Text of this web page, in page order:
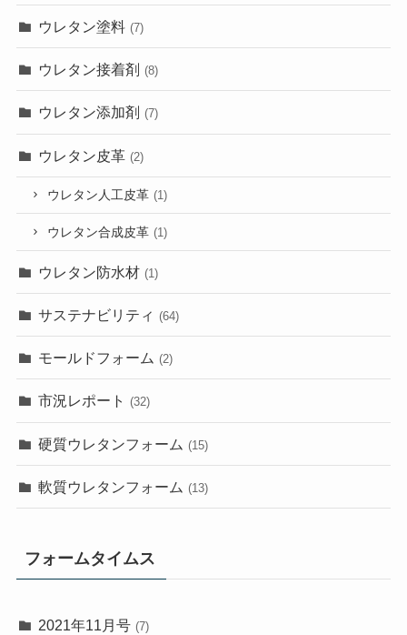
ウレタン塗料 (7)
ウレタン接着剤 (8)
ウレタン添加剤 (7)
ウレタン皮革 (2)
ウレタン人工皮革 (1)
ウレタン合成皮革 (1)
ウレタン防水材 (1)
サステナビリティ (64)
モールドフォーム (2)
市況レポート (32)
硬質ウレタンフォーム (15)
軟質ウレタンフォーム (13)
フォームタイムス
2021年11月号 (7)